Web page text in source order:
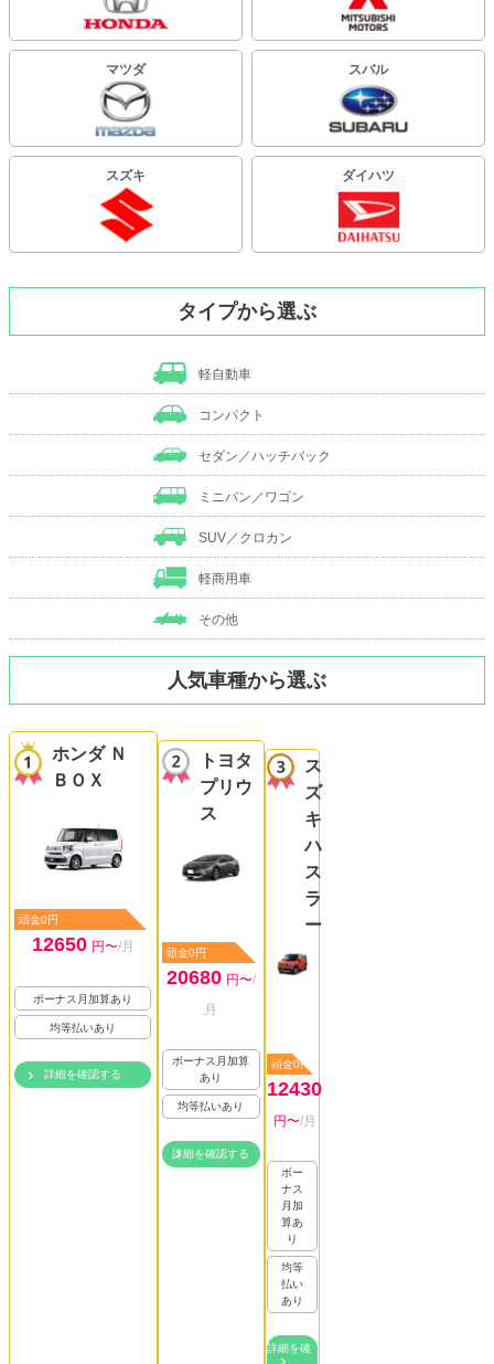
マツダ スバル
スズキ ダイハツ
タイプから選ぶ
軽自動車
コンパクト
セダン／ハッチバック
ミニバン／ワゴン
SUV／クロカン
軽商用車
その他
人気車種から選ぶ
ホンダ Ｎ
ＢＯＸ
頭金0円
12650 円〜/月
ボーナス月加算あり
均等払いあり
詳細を確認する
トヨタ
プリウ
ス
頭金0円
20680 円〜/
月
ボーナス月加算
あり
均等払いあり
詳細を確認する
ス
ズ
キ
ハ
ス
ラ
ー
頭金0円
12430
円〜/月
ボー
ナス
月加
算あ
り
均等
払い
あり
詳細を確